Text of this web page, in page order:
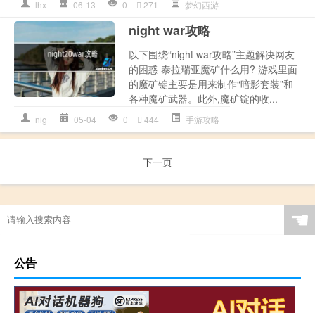
lhx 06-13 0 271 梦幻西游
night war攻略
以下围绕“night war攻略”主题解决网友
的困惑 泰拉瑞亚魔矿什么用? 游戏里面
的魔矿锭主要是用来制作“暗影套装”和
各种魔矿武器。此外,魔矿锭的收...
nig 05-04 0 444 手游攻略
下一页
☚
公告